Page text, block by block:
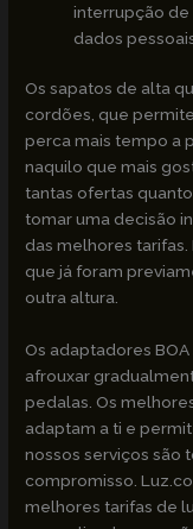
interrupção
dados
Os sapatos de alta
cordões, que
perca mais tempo a
naquilo que mais
tantas ofertas
tomar uma decisão
das melhores
que já foram
outra altura.
Os adaptadores
afrouxar
pedalas. Os
adaptam a ti e
nossos serviços são
compromisso.
melhores tarifas de